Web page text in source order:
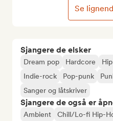
Sjangere de elsker
Dream pop Hardcore
Indie-rock
Pop-punk
Sanger og låtskriver
Sjangere de også er
Ambient Chill/Lo-fi Hip-
Se